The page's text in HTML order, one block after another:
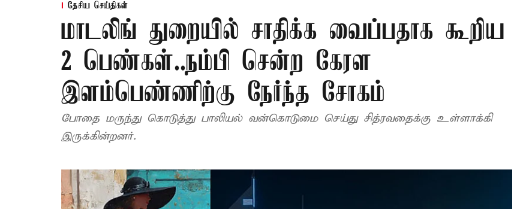
தேசிய செய்திகள்
மாடலிங் துறையில் சாதிக்க வைப்பதாக கூறிய
2 பெண்கள்..நம்பி சென்ற கேரள
இளம்பெண்ணிற்கு நேர்ந்த சோகம்
போதை மருந்து கொடுத்து பாலியல் வன்கொடுமை செய்து சித்ரவதைக்கு உள்ளாக்கி
இருக்கின்றனர்.